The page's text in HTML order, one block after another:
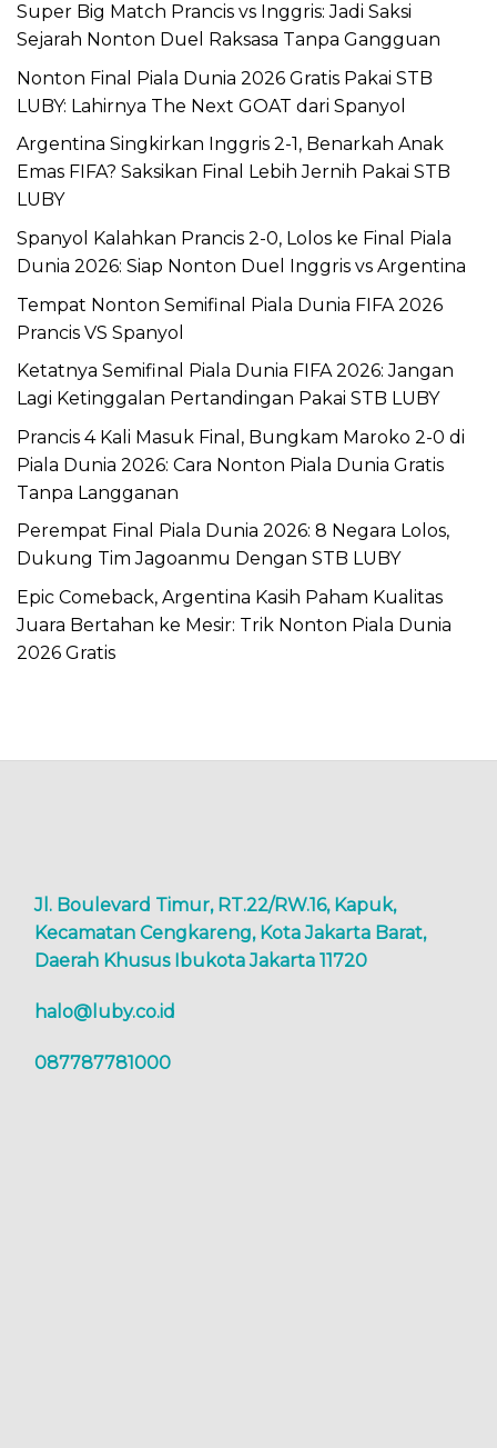
Super Big Match Prancis vs Inggris: Jadi Saksi
Sejarah Nonton Duel Raksasa Tanpa Gangguan
Nonton Final Piala Dunia 2026 Gratis Pakai STB
LUBY: Lahirnya The Next GOAT dari Spanyol
Argentina Singkirkan Inggris 2-1, Benarkah Anak
Emas FIFA? Saksikan Final Lebih Jernih Pakai STB
LUBY
Spanyol Kalahkan Prancis 2-0, Lolos ke Final Piala
Dunia 2026: Siap Nonton Duel Inggris vs Argentina
Tempat Nonton Semifinal Piala Dunia FIFA 2026
Prancis VS Spanyol
Ketatnya Semifinal Piala Dunia FIFA 2026: Jangan
Lagi Ketinggalan Pertandingan Pakai STB LUBY
Prancis 4 Kali Masuk Final, Bungkam Maroko 2-0 di
Piala Dunia 2026: Cara Nonton Piala Dunia Gratis
Tanpa Langganan
Perempat Final Piala Dunia 2026: 8 Negara Lolos,
Dukung Tim Jagoanmu Dengan STB LUBY
Epic Comeback, Argentina Kasih Paham Kualitas
Juara Bertahan ke Mesir: Trik Nonton Piala Dunia
2026 Gratis
Jl. Boulevard Timur, RT.22/RW.16, Kapuk,
Kecamatan Cengkareng, Kota Jakarta Barat,
Daerah Khusus Ibukota Jakarta 11720
halo@luby.co.id
087787781000